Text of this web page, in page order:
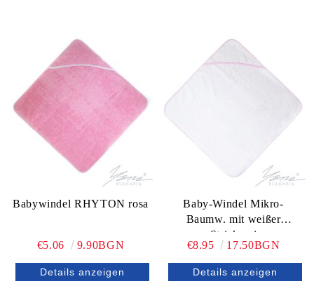
Babywindel RHYTON rosa
€5.06 9.90BGN
Details anzeigen
Baby-Windel Mikro-
Baumw. mit weißer
Strickerei
€8.95
17.50BGN
Details anzeigen